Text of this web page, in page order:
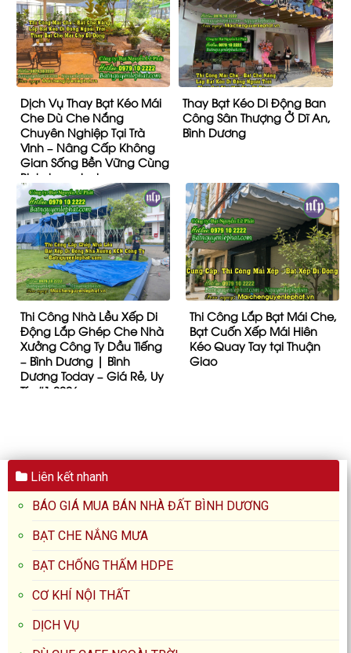
Dịch Vụ Thay Bạt Kéo Mái
Che Dù Che Nắng
Chuyên Nghiệp Tại Trà
Vinh – Nâng Cấp Không
Gian Sống Bền Vững Cùng
Binhduongtoday.com
Thay Bạt Kéo Di Động Ban
Công Sân Thượng Ở Dĩ An,
Bình Dương
Thi Công Nhà Lều Xếp Di
Động Lắp Ghép Che Nhà
Xưởng Công Ty Dầu Tiếng
– Bình Dương | Bình
Dương Today – Giá Rẻ, Uy
Tín #1 2026
Thi Công Lắp Bạt Mái Che,
Bạt Cuốn Xếp Mái Hiên
Kéo Quay Tay tại Thuận
Giao
Liên kết nhanh
BÁO GIÁ MUA BÁN NHÀ ĐẤT BÌNH DƯƠNG
BẠT CHE NẮNG MƯA
BẠT CHỐNG THẤM HDPE
CƠ KHÍ NỘI THẤT
DỊCH VỤ